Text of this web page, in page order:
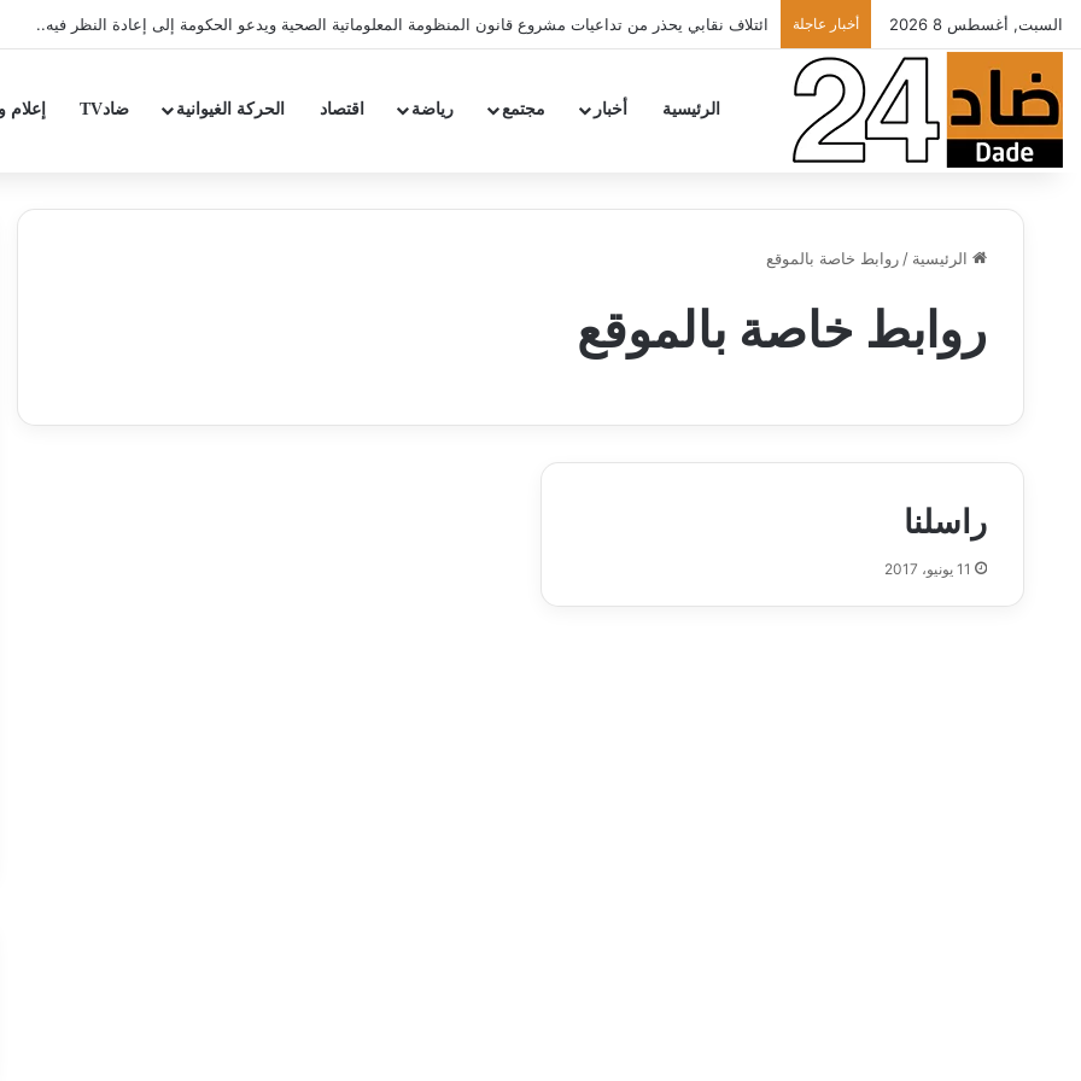
السبت, أغسطس 8 2026 أخبار عاجلة ائتلاف نقابي يحذر من تداعيات مشروع قانون المنظومة المعلوماتية الصحية ويدعو الحكومة إلى إعادة النظر فيه..
الرئيسية أخبار مجتمع رياضة اقتصاد الحركة الغيوانية ضادTV إعلام
الرئيسية / روابط خاصة بالموقع
روابط خاصة بالموقع
راسلنا
11 يونيو، 2017